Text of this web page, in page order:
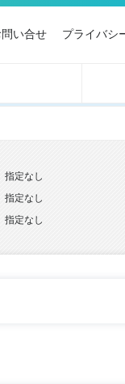
い合せ プライバシ
指定なし
指定なし
指定なし